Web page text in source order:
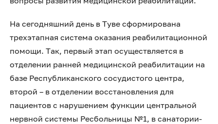
На сегодняшний день в Туве сформирована
трехэтапная система оказания реабилитационной
помощи. Так, первый этап осуществляется в
отделении ранней медицинской реабилитации на
базе Республиканского сосудистого центра,
второй – в отделении восстановления для
пациентов с нарушением функции центральной
нервной системы Ресбольницы №1, в санатории-